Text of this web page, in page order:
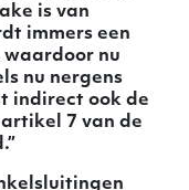
is van
immers een
nu
nu nergens
indirect ook de
7 van de